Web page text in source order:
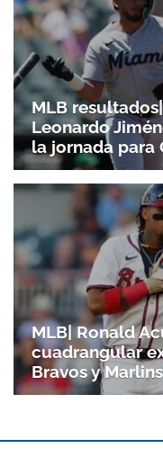
MLB
Leonardo
la jornada para
MLB| Ronald
cuadrangular
Bravos y Marlins